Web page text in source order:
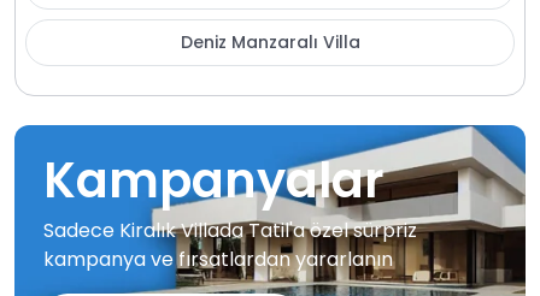
Deniz Manzaralı Villa
Kampanyalar
Sadece Kiralık Villada Tatil'a özel sürpriz
kampanya ve fırsatlardan yararlanın